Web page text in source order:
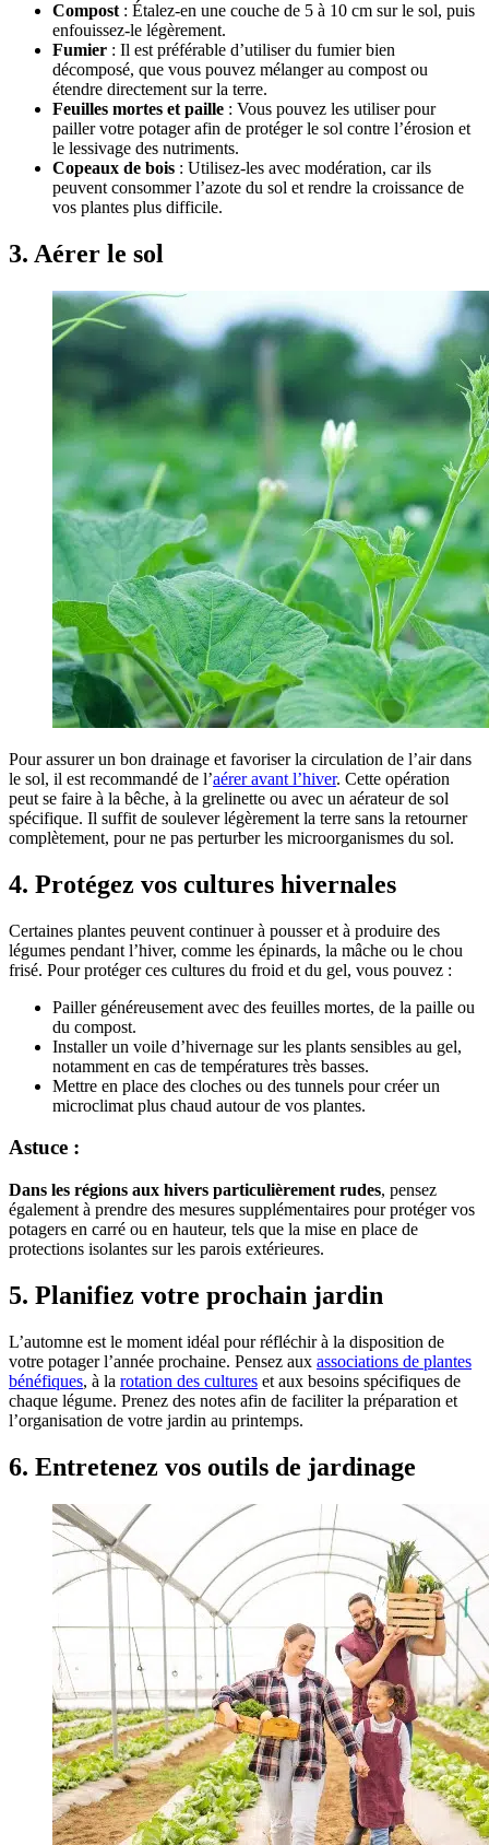
Compost : Étalez-en une couche de 5 à 10 cm sur le sol, puis
enfouissez-le légèrement.
Fumier : Il est préférable d’utiliser du fumier bien
décomposé, que vous pouvez mélanger au compost ou
étendre directement sur la terre.
Feuilles mortes et paille : Vous pouvez les utiliser pour
pailler votre potager afin de protéger le sol contre l’érosion et
le lessivage des nutriments.
Copeaux de bois : Utilisez-les avec modération, car ils
peuvent consommer l’azote du sol et rendre la croissance de
vos plantes plus difficile.
3. Aérer le sol
Pour assurer un bon drainage et favoriser la circulation de l’air dans
le sol, il est recommandé de l’aérer avant l’hiver. Cette opération
peut se faire à la bêche, à la grelinette ou avec un aérateur de sol
spécifique. Il suffit de soulever légèrement la terre sans la retourner
complètement, pour ne pas perturber les microorganismes du sol.
4. Protégez vos cultures hivernales
Certaines plantes peuvent continuer à pousser et à produire des
légumes pendant l’hiver, comme les épinards, la mâche ou le chou
frisé. Pour protéger ces cultures du froid et du gel, vous pouvez :
Pailler généreusement avec des feuilles mortes, de la paille ou
du compost.
Installer un voile d’hivernage sur les plants sensibles au gel,
notamment en cas de températures très basses.
Mettre en place des cloches ou des tunnels pour créer un
microclimat plus chaud autour de vos plantes.
Astuce :
Dans les régions aux hivers particulièrement rudes, pensez
également à prendre des mesures supplémentaires pour protéger vos
potagers en carré ou en hauteur, tels que la mise en place de
protections isolantes sur les parois extérieures.
5. Planifiez votre prochain jardin
L’automne est le moment idéal pour réfléchir à la disposition de
votre potager l’année prochaine. Pensez aux associations de plantes
bénéfiques, à la rotation des cultures et aux besoins spécifiques de
chaque légume. Prenez des notes afin de faciliter la préparation et
l’organisation de votre jardin au printemps.
6. Entretenez vos outils de jardinage